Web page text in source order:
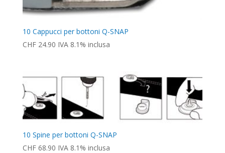
10 Cappucci per bottoni Q-SNAP
CHF24.90 IVA 8.1% inclusa
10 Spine per bottoni Q-SNAP
CHF68.90 IVA 8.1% inclusa